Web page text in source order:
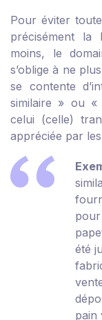
Pour éviter
précisément la
moins, le
s’oblige à ne
se contente
similaire » ou «
celui (celle)
appréciée par
été
pain